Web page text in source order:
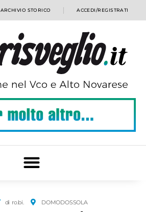
ARCHIVIO STORICO ACCEDI/REGISTRATI
di ro.bi. DOMODOSSOLA